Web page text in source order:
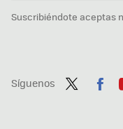
Suscribiéndote aceptas
Síguenos